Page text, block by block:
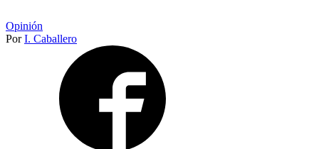
Opinión
PorI. Caballero